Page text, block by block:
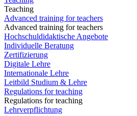
Teaching
Advanced training for teachers
Advanced training for teachers
Hochschuldidaktische Angebote
Individuelle Beratung
Zertifizierung
Digitale Lehre
Internationale Lehre
Leitbild Studium & Lehre
Regulations for teaching
Regulations for teaching
Lehrverpflichtung